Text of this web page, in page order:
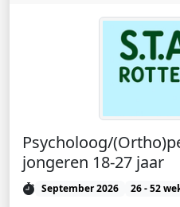
Psycholoog/
jongeren 18-27 jaar
September 2026 26 - 52